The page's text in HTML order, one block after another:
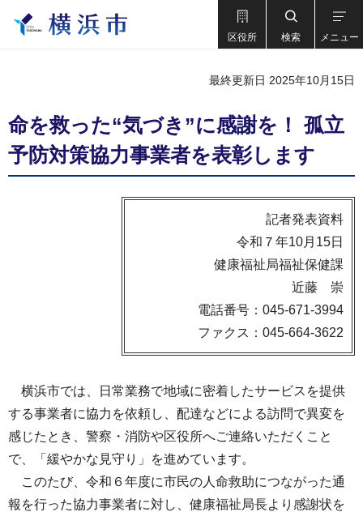
区役所 検索 メニュー
最終更新日 2025年10月15日
命を救った“気づき”に感謝を！ 孤立
予防対策協力事業者を表彰します
記者発表資料
令和７年10月15日
健康福祉局福祉保健課
近藤 崇
電話番号：045-671-3994
ファクス：045-664-3622
横浜市では、日常業務で地域に密着したサービスを提供
する事業者に協力を依頼し、配達などによる訪問で異変を
感じたとき、警察・消防や区役所へご連絡いただくこと
で、「緩やかな見守り」を進めています。
このたび、令和６年度に市民の人命救助につながった通
報を行った協力事業者に対し、健康福祉局長より感謝状を